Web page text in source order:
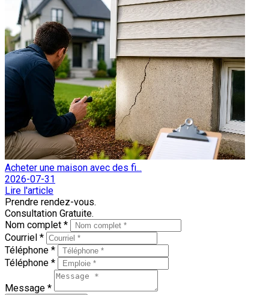
Acheter une maison avec des fi...
2026-07-31
Lire l'article
Prendre rendez-vous.
Consultation Gratuite.
Nom complet *
Courriel *
Téléphone *
Téléphone *
Message *